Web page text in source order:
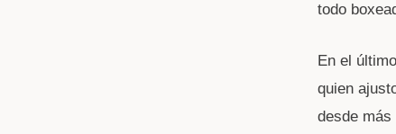
todo
En el
quien
desde